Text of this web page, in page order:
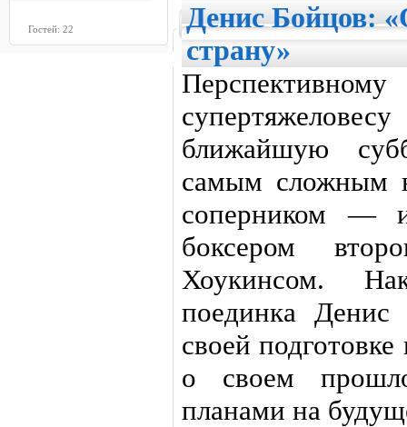
Гостей: 22
Денис Бойцов:
страну»
ближайшую
самым сложным
соперником —
боксером
Хоукинсом.
поединка Денис
своей
о своем
планами на